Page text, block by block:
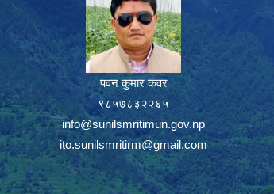
पवन कुमार कवर
९८५७८३२२६५
info@sunilsmritimun.gov.np
ito.sunilsmritirm@gmail.com